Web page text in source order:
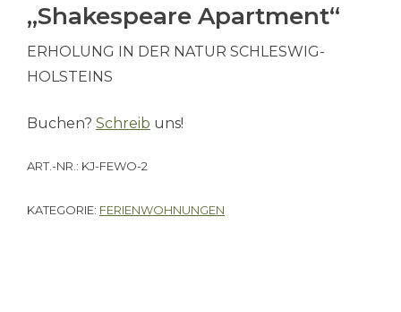
„Shakespeare Apartment“
ERHOLUNG IN DER NATUR SCHLESWIG-
HOLSTEINS
Buchen? Schreib uns!
ART.-NR.: KJ-FEWO-2
KATEGORIE: FERIENWOHNUNGEN